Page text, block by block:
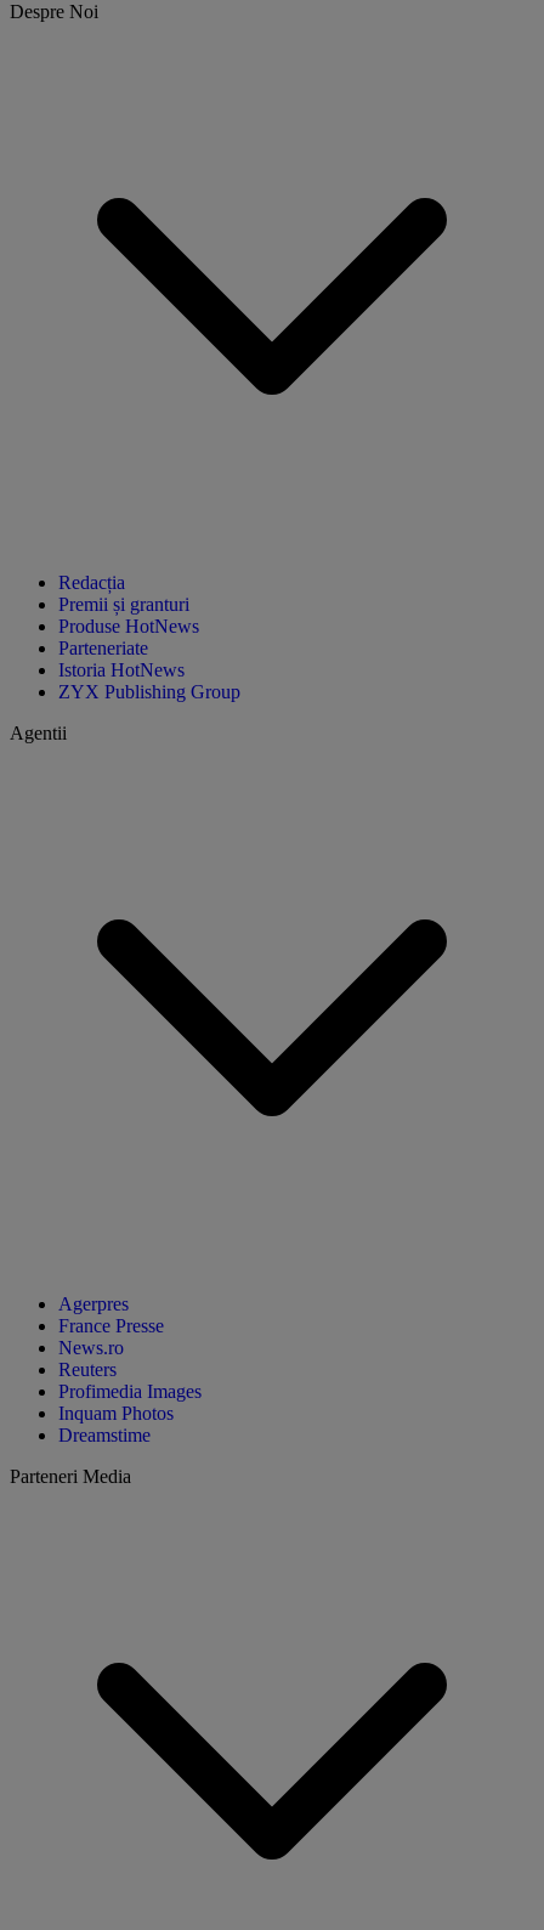
Despre Noi
Redacția
Premii și granturi
Produse HotNews
Parteneriate
Istoria HotNews
ZYX Publishing Group
Agentii
Agerpres
France Presse
News.ro
Reuters
Profimedia Images
Inquam Photos
Dreamstime
Parteneri Media